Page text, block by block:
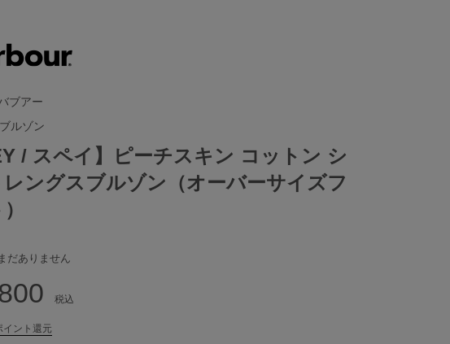
ブアー
ブルゾン
/ スペイ】ピーチスキン コットン シ
レングスブルゾン（オーバーサイズフ
だありません
税込
イント還元